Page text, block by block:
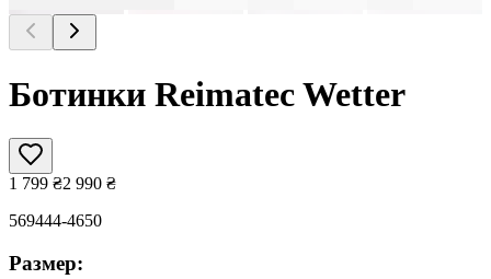
Ботинки Reimatec Wetter
1 799 ₴2 990 ₴
569444-4650
Размер: